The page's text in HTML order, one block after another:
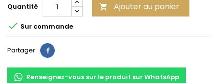
Quantité  Ajouter au panier
 Sur commande
Partager Partager
Renseignez-vous sur le produit sur WhatsApp